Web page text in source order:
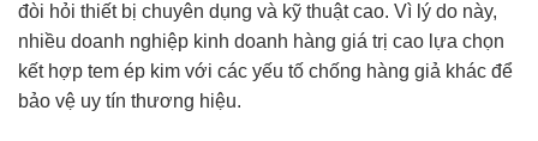
đòi hỏi thiết bị chuyên dụng và kỹ thuật cao. Vì lý do này,
nhiều doanh nghiệp kinh doanh hàng giá trị cao lựa chọn
kết hợp tem ép kim với các yếu tố chống hàng giả khác để
bảo vệ uy tín thương hiệu.